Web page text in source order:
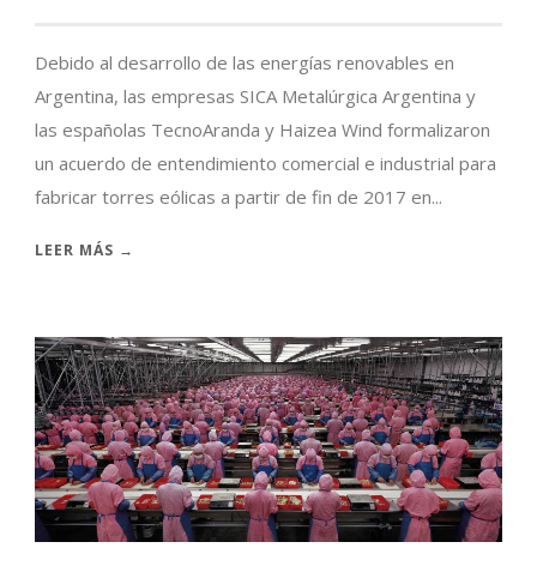
Debido al desarrollo de las energías renovables en
Argentina, las empresas SICA Metalúrgica Argentina y
las españolas TecnoAranda y Haizea Wind formalizaron
un acuerdo de entendimiento comercial e industrial para
fabricar torres eólicas a partir de fin de 2017 en...
LEER MÁS →